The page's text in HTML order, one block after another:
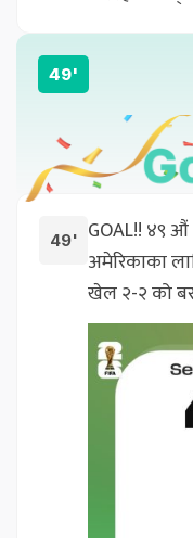
49'
49' GOAL!! ४९ औं
अमेरिकाका
खेल २-२ को